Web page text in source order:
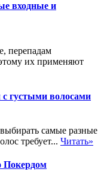
входные и
перепадам
их применяют
густыми волосами
самые разные
требует... Читать»
Покердом